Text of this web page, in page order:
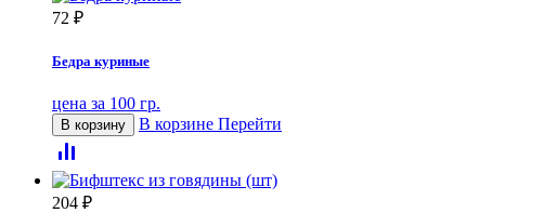
72 ₽
Бедра куриные
цена за 100 гр.
В корзину В корзине Перейти
204 ₽